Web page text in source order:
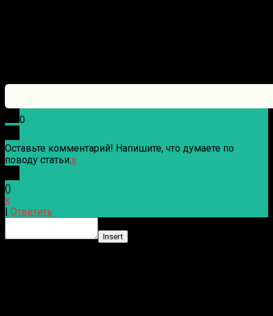
0
Оставьте комментарий! Напишите, что думаете по
поводу статьи.x
()
x
Ответить
Insert